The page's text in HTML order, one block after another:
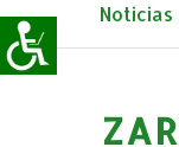
Noticias